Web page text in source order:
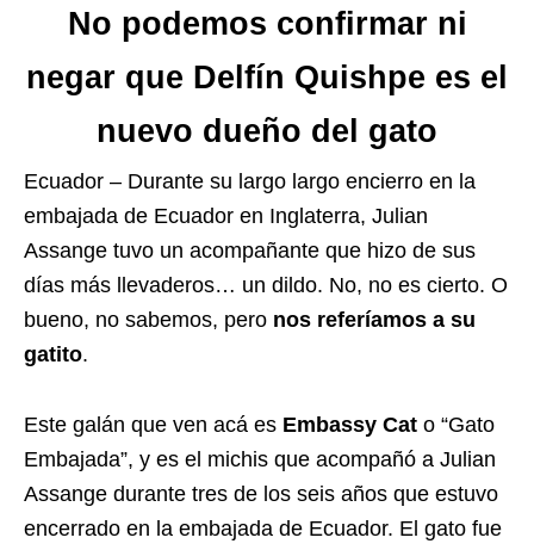
No podemos confirmar ni
negar que Delfín Quishpe es el
nuevo dueño del gato
Ecuador – Durante su largo largo encierro en la
embajada de Ecuador en Inglaterra, Julian
Assange tuvo un acompañante que hizo de sus
días más llevaderos… un dildo. No, no es cierto. O
bueno, no sabemos, pero nos referíamos a su
gatito.
Este galán que ven acá es Embassy Cat o “Gato
Embajada”, y es el michis que acompañó a Julian
Assange durante tres de los seis años que estuvo
encerrado en la embajada de Ecuador. El gato fue